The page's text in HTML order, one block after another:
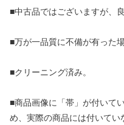
■中古品ではございますが、
■万が一品質に不備が有った
■クリーニング済み。
■商品画像に「帯」が付いて
め、実際の商品には付いてい